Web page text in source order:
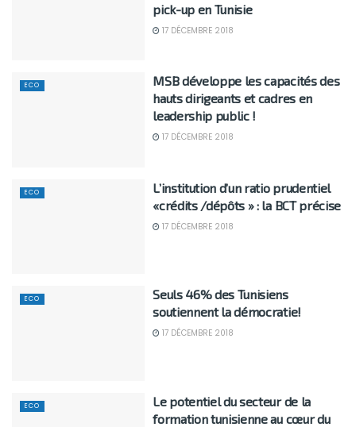
pick-up en Tunisie
17 DÉCEMBRE 2018
ECO
MSB développe les capacités des
hauts dirigeants et cadres en
leadership public !
17 DÉCEMBRE 2018
ECO
L’institution d’un ratio prudentiel
«crédits /dépôts » : la BCT précise
17 DÉCEMBRE 2018
ECO
Seuls 46% des Tunisiens
soutiennent la démocratie!
17 DÉCEMBRE 2018
ECO
Le potentiel du secteur de la
formation tunisienne au cœur du